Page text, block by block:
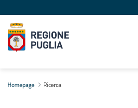
Homepage Ricerca